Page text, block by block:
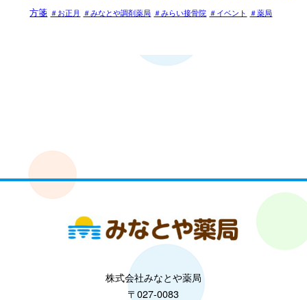
方箋 ＃お正月 ＃みなとや調剤薬局 ＃みらい接骨院 ＃イベント ＃薬局
株式会社みなとや薬局
〒027-0083